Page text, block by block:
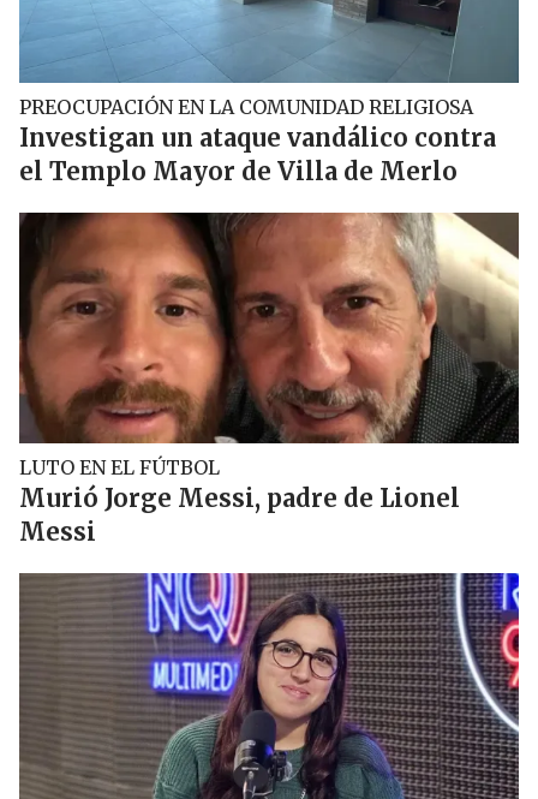
PREOCUPACIÓN EN LA COMUNIDAD RELIGIOSA
Investigan un ataque vandálico contra
el Templo Mayor de Villa de Merlo
LUTO EN EL FÚTBOL
Murió Jorge Messi, padre de Lionel
Messi